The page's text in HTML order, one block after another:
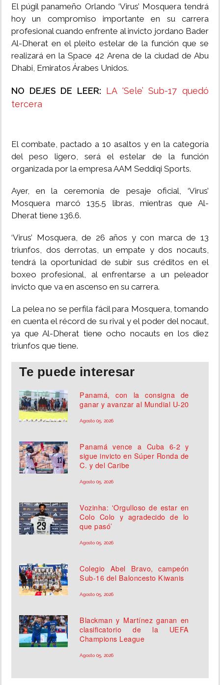
El púgil panameño Orlando ‘Virus’ Mosquera tendrá
hoy un compromiso importante en su carrera
profesional cuando enfrente al invicto jordano Bader
Al-Dherat en el pleito estelar de la función que se
realizará en la Space 42 Arena de la ciudad de Abu
Dhabi, Emiratos Árabes Unidos.
NO DEJES DE LEER: LA ‘Sele’ Sub-17 quedó
tercera
El combate, pactado a 10 asaltos y en la categoría
del peso ligero, será el estelar de la función
organizada por la empresa AAM Seddiqi Sports.
Ayer, en la ceremonia de pesaje oficial, ‘Virus’
Mosquera marcó 135.5 libras, mientras que Al-
Dherat tiene 136.6.
‘Virus’ Mosquera, de 26 años y con marca de 13
triunfos, dos derrotas, un empate y dos nocauts,
tendrá la oportunidad de subir sus créditos en el
boxeo profesional, al enfrentarse a un peleador
invicto que va en ascenso en su carrera.
La pelea no se perfila fácil para Mosquera, tomando
en cuenta el récord de su rival y el poder del nocaut,
ya que Al-Dherat tiene ocho nocauts en los diez
triunfos que tiene.
Te puede interesar
Panamá, con la consigna de
ganar y avanzar al Mundial U-20
Agosto 05, 2026
Panamá vence a Cuba 6-2 y
sigue invicto en Súper Ronda de
C. y del Caribe
Agosto 05, 2026
Vozinha: 'Orgulloso de estar en
Colo Colo y agradecido de lo
que pasó’
Agosto 05, 2026
Colegio Abel Bravo, campeón
Sub-16 del Baloncesto Kiwanis
Agosto 05, 2026
Blackman y Martínez ganan en
clasificatorio de la UEFA
Champions League
Agosto 05, 2026